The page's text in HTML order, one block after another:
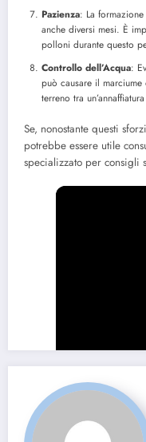
Pazienza: La
anche diversi mesi. È
polloni durante questo
Controllo dell’Acqua:
può causare il
terreno tra
Se, nonostante questi
potrebbe essere utile
specializzato per consigli